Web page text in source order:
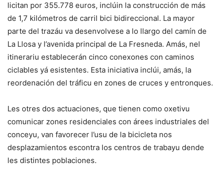
licitan por 355.778 euros, inclúin la construcción de más
de 1,7 kilómetros de carril bici bidireccional. La mayor
parte del trazáu va desenvolvese a lo llargo del camín de
La Llosa y l’avenida principal de La Fresneda. Amás, nel
itinerariu establecerán cinco conexones con caminos
ciclables yá esistentes. Esta iniciativa inclúi, amás, la
reordenación del tráficu en zones de cruces y entronques.
Les otres dos actuaciones, que tienen como oxetivu
comunicar zones residenciales con árees industriales del
conceyu, van favorecer l’usu de la bicicleta nos
desplazamientos escontra los centros de trabayu dende
les distintes poblaciones.